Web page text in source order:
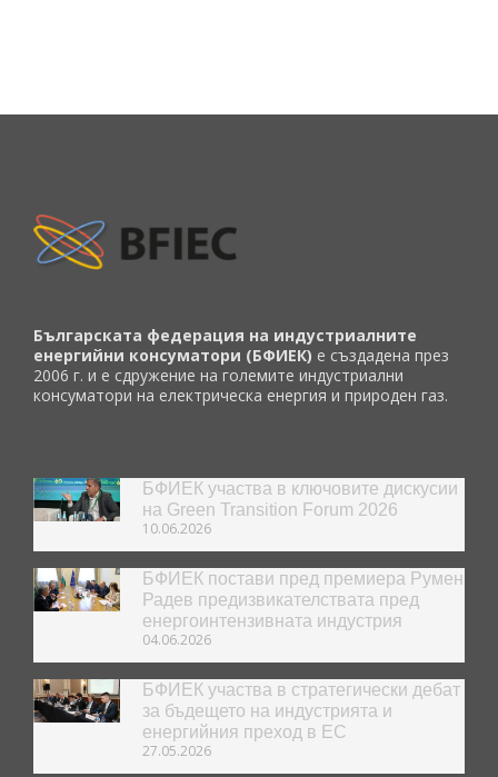
Българската федерация на индустриалните
енергийни консуматори (БФИЕК) е създадена през
2006 г. и е сдружение на големите индустриални
консуматори на електрическа енергия и природен газ.
БФИЕК участва в ключовите дискусии
на Green Transition Forum 2026
10.06.2026
БФИЕК постави пред премиера Румен
Радев предизвикателствата пред
енергоинтензивната индустрия
04.06.2026
БФИЕК участва в стратегически дебат
за бъдещето на индустрията и
енергийния преход в ЕС
27.05.2026